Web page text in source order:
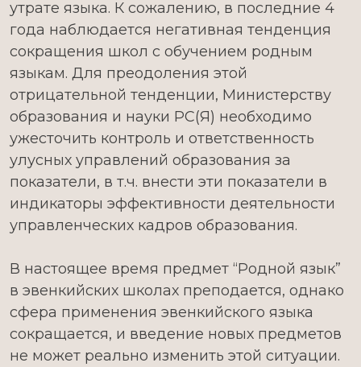
утрате языка. К сожалению, в последние 4
года наблюдается негативная тенденция
сокращения школ с обучением родным
языкам. Для преодоления этой
отрицательной тенденции, Министерству
образования и науки РС(Я) необходимо
ужесточить контроль и ответственность
улусных управлений образования за
показатели, в т.ч. внести эти показатели в
индикаторы эффективности деятельности
управленческих кадров образования.
В настоящее время предмет “Родной язык”
в эвенкийских школах преподается, однако
сфера применения эвенкийского языка
сокращается, и введение новых предметов
не может реально изменить этой ситуации.